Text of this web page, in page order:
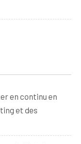
en continu en
et des